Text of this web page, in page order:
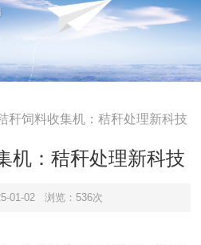
秆饲料收集机：秸秆处理新科技
机：秸秆处理新科技
01-02 浏览：536次